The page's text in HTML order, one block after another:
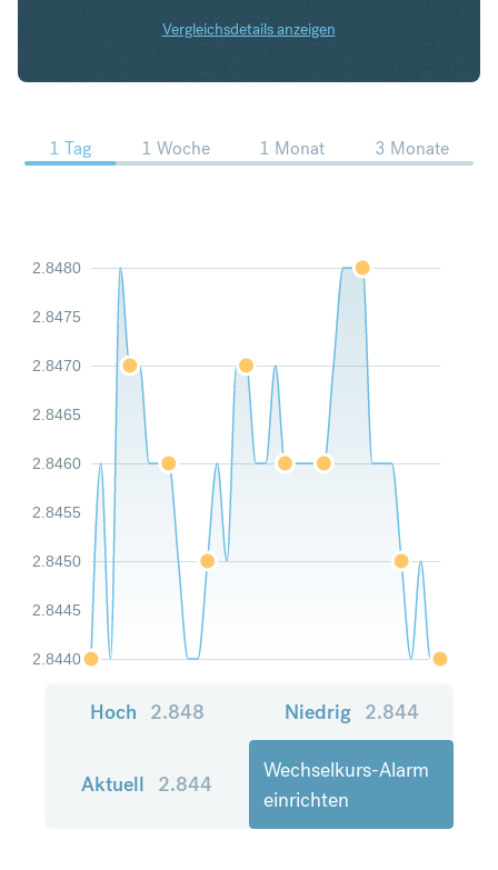
Vergleichsdetails anzeigen
SGD in AED Trends
1 Tag 1 Woche 1 Monat 3 Monate
2.8440
2.8445
2.8450
2.8455
2.8460
2.8465
2.8470
2.8475
2.8480
Hoch 2.848 Niedrig 2.844
Aktuell 2.844
Wechselkurs-Alarm
einrichten